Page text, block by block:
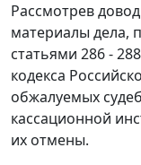
Рассмотрев
материалы дела,
статьями 286 - 288
кодекса
обжалуемых
кассационной
их отмены.